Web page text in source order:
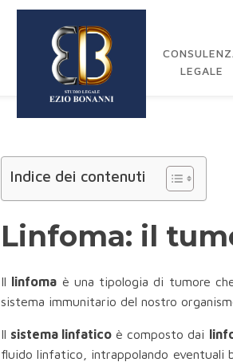
LEGALE
Indice dei contenuti
Linfoma: il
Il linfoma è una tipologia di tumore
sistema immunitario del nostro
Il sistema linfatico è composto dai
fluido linfatico, intrappolando eventuali